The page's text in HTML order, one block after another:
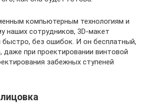
компьютерным технологиям и
наших сотрудников, 3D-макет
быстро, без ошибок. И он бесплатный,
даже при проектировании винтовой
забежных ступеней